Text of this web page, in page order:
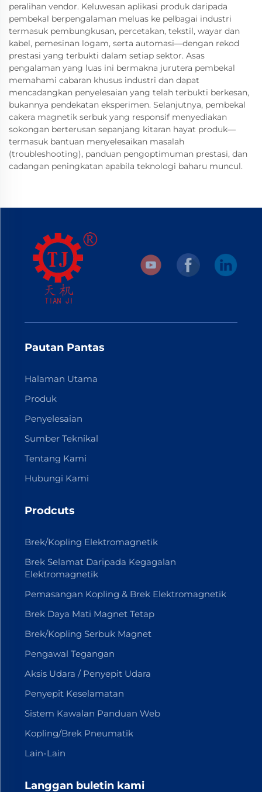
peralihan vendor. Keluwesan aplikasi produk daripada
pembekal berpengalaman meluas ke pelbagai industri
termasuk pembungkusan, percetakan, tekstil, wayar dan
kabel, pemesinan logam, serta automasi—dengan rekod
prestasi yang terbukti dalam setiap sektor. Asas
pengalaman yang luas ini bermakna jurutera pembekal
memahami cabaran khusus industri dan dapat
mencadangkan penyelesaian yang telah terbukti berkesan,
bukannya pendekatan eksperimen. Selanjutnya, pembekal
cakera magnetik serbuk yang responsif menyediakan
sokongan berterusan sepanjang kitaran hayat produk—
termasuk bantuan menyelesaikan masalah
(troubleshooting), panduan pengoptimuman prestasi, dan
cadangan peningkatan apabila teknologi baharu muncul.
Pautan Pantas
Halaman Utama
Produk
Penyelesaian
Sumber Teknikal
Tentang Kami
Hubungi Kami
Prodcuts
Brek/Kopling Elektromagnetik
Brek Selamat Daripada Kegagalan
Elektromagnetik
Pemasangan Kopling & Brek Elektromagnetik
Brek Daya Mati Magnet Tetap
Brek/Kopling Serbuk Magnet
Pengawal Tegangan
Aksis Udara / Penyepit Udara
Penyepit Keselamatan
Sistem Kawalan Panduan Web
Kopling/Brek Pneumatik
Lain-Lain
Langgan buletin kami